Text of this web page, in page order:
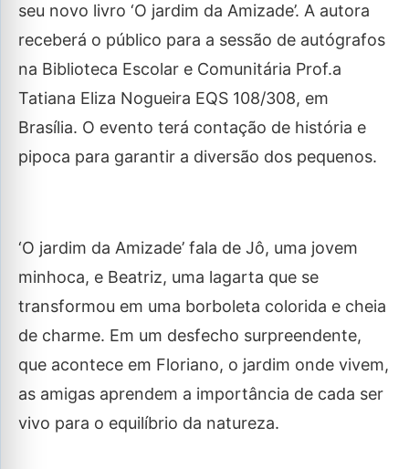
seu novo livro ‘O jardim da Amizade’. A autora
receberá o público para a sessão de autógrafos
na Biblioteca Escolar e Comunitária Prof.a
Tatiana Eliza Nogueira EQS 108/308, em
Brasília. O evento terá contação de história e
pipoca para garantir a diversão dos pequenos.
‘O jardim da Amizade’ fala de Jô, uma jovem
minhoca, e Beatriz, uma lagarta que se
transformou em uma borboleta colorida e cheia
de charme. Em um desfecho surpreendente,
que acontece em Floriano, o jardim onde vivem,
as amigas aprendem a importância de cada ser
vivo para o equilíbrio da natureza.